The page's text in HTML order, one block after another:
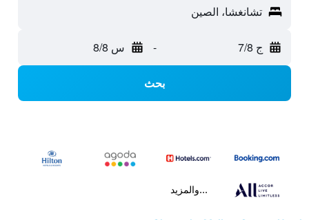
تشانغشا، الصين
ج 7/8 - س 8/8
بحث
...والمزيد